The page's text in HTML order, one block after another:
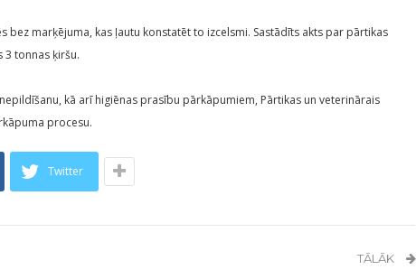
bez marķējuma, kas ļautu konstatēt to izcelsmi. Sastādīts akts par pārtikas
3 tonnas ķiršu.
kā arī higiēnas prasību pārkāpumiem, Pārtikas un veterinārais
procesu.
Twitter
TĀLĀK